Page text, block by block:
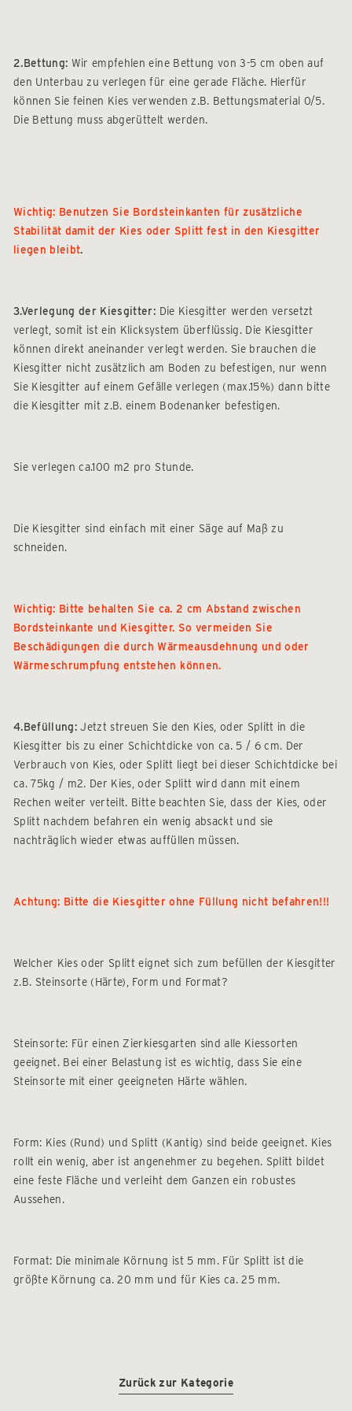
2.Bettung: Wir empfehlen eine Bettung von 3-5 cm oben auf
den Unterbau zu verlegen für eine gerade Fläche. Hierfür
können Sie feinen Kies verwenden z.B. Bettungsmaterial 0/5.
Die Bettung muss abgerüttelt werden.
Wichtig: Benutzen Sie Bordsteinkanten für zusätzliche
Stabilität damit der Kies oder Splitt fest in den Kiesgitter
liegen bleibt.
3.Verlegung der Kiesgitter: Die Kiesgitter werden versetzt
verlegt, somit ist ein Klicksystem überflüssig. Die Kiesgitter
können direkt aneinander verlegt werden. Sie brauchen die
Kiesgitter nicht zusätzlich am Boden zu befestigen, nur wenn
Sie Kiesgitter auf einem Gefälle verlegen (max.15%) dann bitte
die Kiesgitter mit z.B. einem Bodenanker befestigen.
Sie verlegen ca.100 m2 pro Stunde.
Die Kiesgitter sind einfach mit einer Säge auf Maß zu
schneiden.
Wichtig: Bitte behalten Sie ca. 2 cm Abstand zwischen
Bordsteinkante und Kiesgitter. So vermeiden Sie
Beschädigungen die durch Wärmeausdehnung und oder
Wärmeschrumpfung entstehen können.
4.Befüllung: Jetzt streuen Sie den Kies, oder Splitt in die
Kiesgitter bis zu einer Schichtdicke von ca. 5 / 6 cm. Der
Verbrauch von Kies, oder Splitt liegt bei dieser Schichtdicke bei
ca. 75kg / m2. Der Kies, oder Splitt wird dann mit einem
Rechen weiter verteilt. Bitte beachten Sie, dass der Kies, oder
Splitt nachdem befahren ein wenig absackt und sie
nachträglich wieder etwas auffüllen müssen.
Achtung: Bitte die Kiesgitter ohne Füllung nicht befahren!!!
Welcher Kies oder Splitt eignet sich zum befüllen der Kiesgitter
z.B. Steinsorte (Härte), Form und Format?
Steinsorte: Für einen Zierkiesgarten sind alle Kiessorten
geeignet. Bei einer Belastung ist es wichtig, dass Sie eine
Steinsorte mit einer geeigneten Härte wählen.
Form: Kies (Rund) und Splitt (Kantig) sind beide geeignet. Kies
rollt ein wenig, aber ist angenehmer zu begehen. Splitt bildet
eine feste Fläche und verleiht dem Ganzen ein robustes
Aussehen.
Format: Die minimale Körnung ist 5 mm. Für Splitt ist die
größte Körnung ca. 20 mm und für Kies ca. 25 mm.
Zurück zur Kategorie